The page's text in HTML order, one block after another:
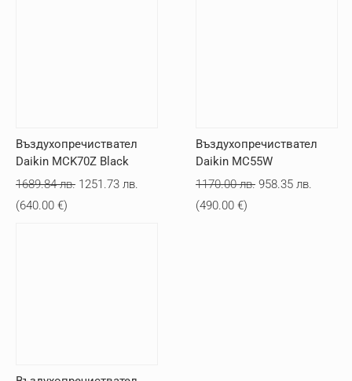
Въздухопречиствател
Daikin MCK70Z Black
1689.84лв. Original
1251.73 лв.
(640.00 €)
Въздухопречиствател
Daikin MC55W
1170.00лв. Original
958.35 лв.
(490.00 €)